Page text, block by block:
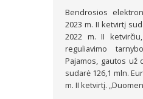
Bendrosios
2023 m. II ketvirtį
2022 m. II
reguliavimo
Pajamos, gautos už
sudarė 126,1 mln.
m. II ketvirtį.